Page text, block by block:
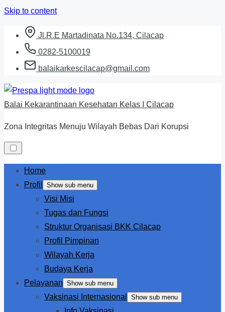
Skip to content
Jl.R.E Martadinata No.134, Cilacap
0282-5100019
balaikarkescilacap@gmail.com
Balai Kekarantinaan Kesehatan Kelas I Cilacap
Zona Integritas Menuju Wilayah Bebas Dari Korupsi
Home
Profil
Show sub menu
Visi Misi
Tugas dan Fungsi
Struktur Organisasi BKK Cilacap
Profil Pimpinan
Wilayah Kerja
Budaya Kerja
Pelayanan Show sub menu
Vaksinasi Internasional Show sub menu